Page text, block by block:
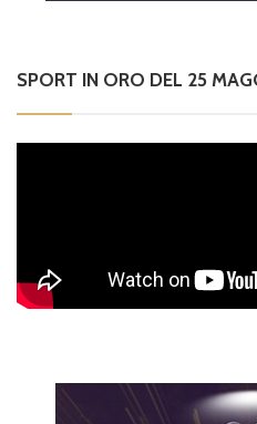
SPORT IN ORO DEL 25